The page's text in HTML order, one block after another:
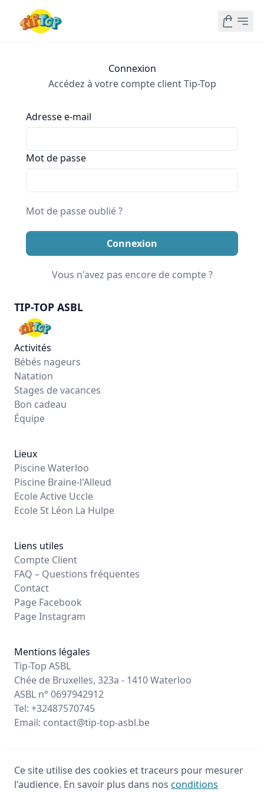
Connexion
Accédez à votre compte client Tip-Top
Adresse e-mail
Mot de passe
Mot de passe oublié ?
Connexion
Vous n'avez pas encore de compte ?
TIP-TOP ASBL
Activités
Bébés nageurs
Natation
Stages de vacances
Bon cadeau
Équipe
Lieux
Piscine Waterloo
Piscine Braine-l'Alleud
Ecole Active Uccle
Ecole St Léon La Hulpe
Liens utiles
Compte Client
FAQ – Questions fréquentes
Contact
Page Facebook
Page Instagram
Mentions légales
Tip-Top ASBL
Chée de Bruxelles, 323a - 1410 Waterloo
ASBL n° 0697942912
Tel: +32487570745
Email: contact@tip-top-asbl.be
© 2026 - Propulsé par Stageo.eu
Ce site utilise des cookies et traceurs pour mesurer
l'audience. En savoir plus dans nos conditions